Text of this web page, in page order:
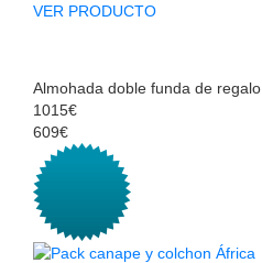
VER PRODUCTO
Almohada doble funda de regalo
1015€
609€